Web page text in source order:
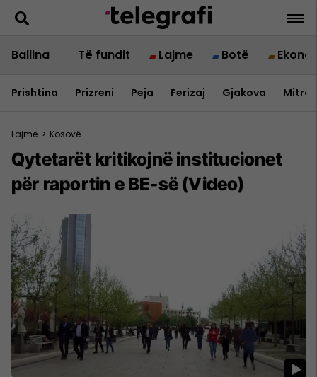
Ballina Të fundit Lajme Botë
Prishtina Prizreni Peja Ferizaj Gjakova
Lajme > Kosovë
Qytetarët kritikojnë institucionet
për raportin e BE-së (Video)